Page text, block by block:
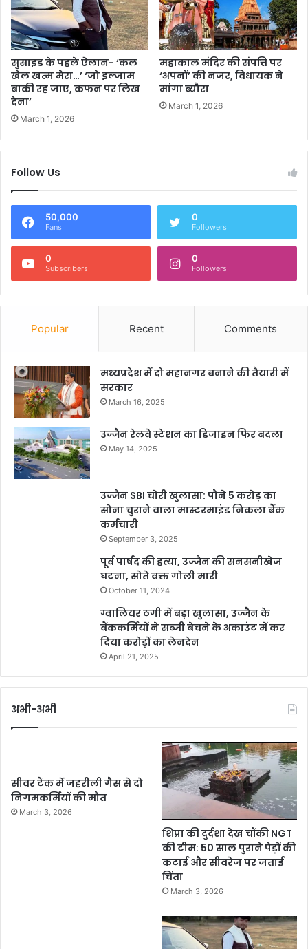
सुसाइड के पहले ऐलान- ‘कल
खेल खत्म मेरा…’ ‘जो इल्जाम
बाकी रह जाए, कफन पर लिख
देना’
March 1, 2026
महाकाल मंदिर की संपत्ति पर
‘अपनों’ की नजर, विधायक ने
मांगा ब्यौरा
March 1, 2026
Follow Us
50,000
Fans
0
Followers
0
Subscribers
0
Followers
Popular Recent Comments
मध्यप्रदेश में दो महानगर बनाने की तैयारी में
सरकार
March 16, 2025
उज्जैन रेलवे स्टेशन का डिजाइन फिर बदला
May 14, 2025
उज्जैन SBI चोरी खुलासा: पौने 5 करोड़ का
सोना चुराने वाला मास्टरमाइंड निकला बैंक
कर्मचारी
September 3, 2025
पूर्व पार्षद की हत्या, उज्जैन की सनसनीखेज
घटना, सोते वक्त गोली मारी
October 11, 2024
ग्वालियर ठगी में बड़ा खुलासा, उज्जैन के
बैंककर्मियों ने सब्जी बेचने के अकाउंट में कर
दिया करोड़ों का लेनदेन
April 21, 2025
अभी-अभी
सीवर टैंक में जहरीली गैस से दो
निगमकर्मियों की मौत
March 3, 2026
शिप्रा की दुर्दशा देख चौंकी NGT
की टीम: 50 साल पुराने पेड़ों की
कटाई और सीवरेज पर जताई
चिंता
March 3, 2026